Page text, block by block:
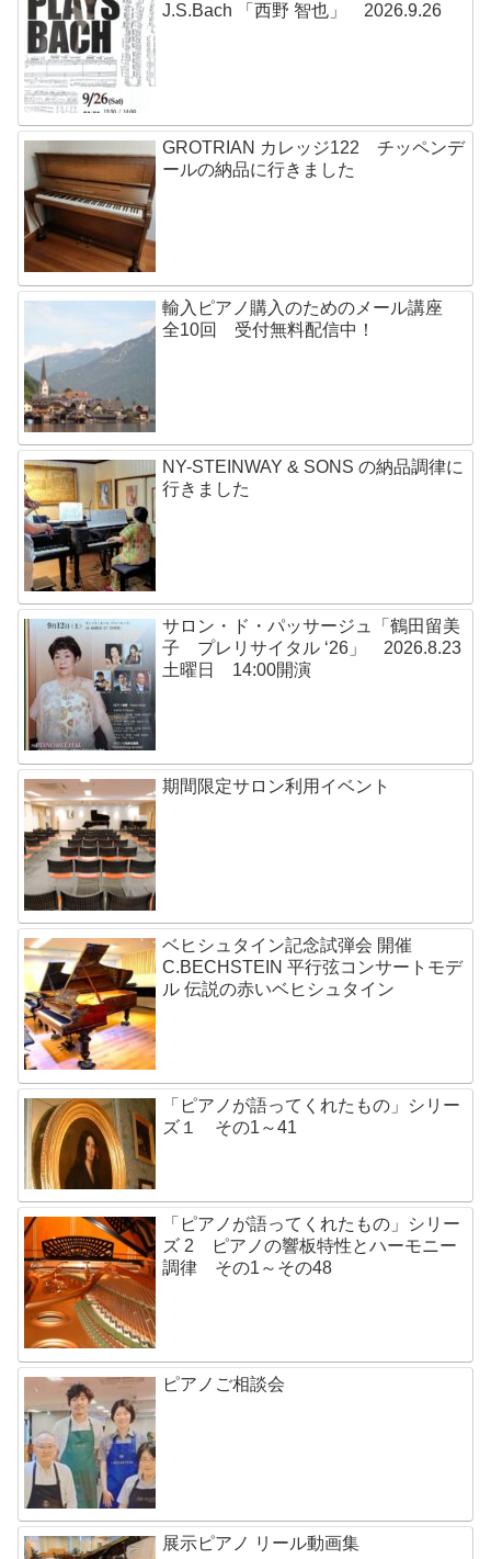
J.S.Bach 「西野 智也」 2026.9.26
GROTRIAN カレッジ122 チッペンデ
ールの納品に行きました
輸入ピアノ購入のためのメール講座
全10回 受付無料配信中！
NY-STEINWAY & SONS の納品調律に
行きました
サロン・ド・パッサージュ「鶴田留美
子 プレリサイタル ‘26」 2026.8.23
土曜日 14:00開演
期間限定サロン利用イベント
ベヒシュタイン記念試弾会 開催
C.BECHSTEIN 平行弦コンサートモデ
ル 伝説の赤いベヒシュタイン
「ピアノが語ってくれたもの」シリー
ズ１ その1～41
「ピアノが語ってくれたもの」シリー
ズ 2 ピアノの響板特性とハーモニー
調律 その1～その48
ピアノご相談会
展示ピアノ リール動画集